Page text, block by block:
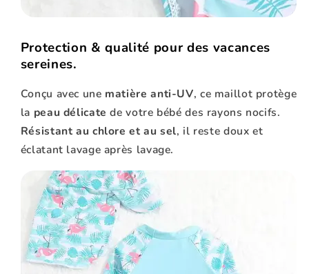
Protection & qualité pour des vacances
sereines.
Conçu avec une matière anti-UV, ce maillot protège
la peau délicate de votre bébé des rayons nocifs.
Résistant au chlore et au sel, il reste doux et
éclatant lavage après lavage.